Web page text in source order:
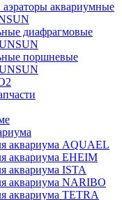
аквариумные
диафрагмовые
поршневые
аквариума AQUAEL
аквариума EHEIM
аквариума ISTA
аквариума NARIBO
аквариума TETRA